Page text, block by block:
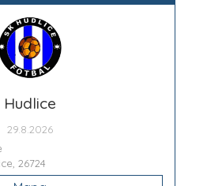
Hudlice
29.8.2026
26724